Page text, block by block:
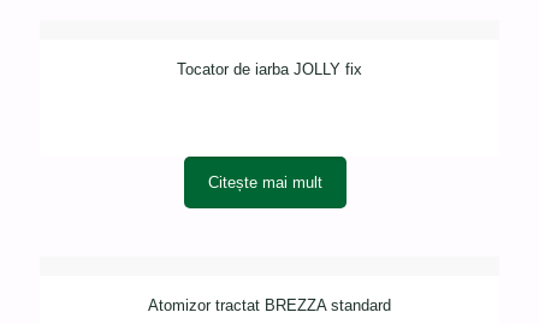
Tocator de iarba JOLLY fix
Citește mai mult
Atomizor tractat BREZZA standard